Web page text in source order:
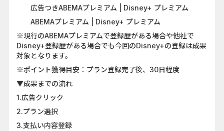
広告つきABEMAプレミアム | Disney+ プレミアム
ABEMAプレミアム | Disney+ プレミアム
※現行のABEMAプレミアムで登録歴がある場合や他社で
Disney+登録歴がある場合でも今回のDisney+の登録は成果
対象となります。
※ポイント獲得目安：プラン登録完了後、30日程度
▼成果までの流れ
1.広告クリック
2.プラン選択
3.支払い内容登録